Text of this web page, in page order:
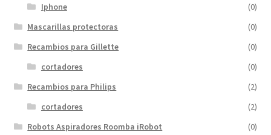
Iphone
(0)
Mascarillas protectoras
(0)
Recambios para Gillette
(0)
cortadores
(0)
Recambios para Philips
(2)
cortadores
(2)
Robots Aspiradores Roomba iRobot
(0)